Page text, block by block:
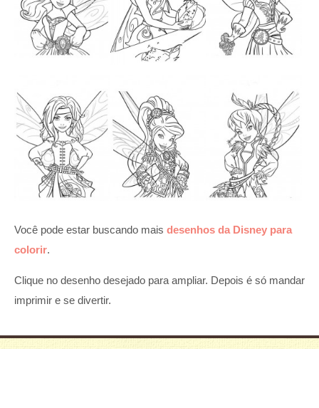
Você pode estar buscando mais desenhos da Disney para
colorir.
Clique no desenho desejado para ampliar. Depois é só mandar
imprimir e se divertir.